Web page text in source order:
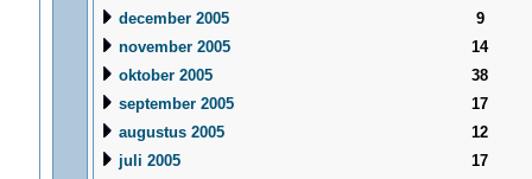
december 2005
9
november 2005
14
oktober 2005
38
september 2005
17
augustus 2005
12
juli 2005
17